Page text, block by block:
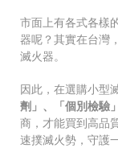
市面上有各式各樣
器呢？其實在台灣
滅火器。
因此，在選購小型
劑」、「個別檢驗」
商，才能買到高品
速撲滅火勢，守護